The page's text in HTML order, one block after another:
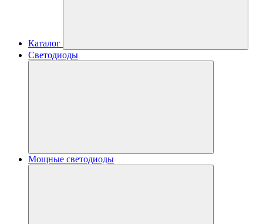
Каталог
Светодиоды
Мощные светодиоды